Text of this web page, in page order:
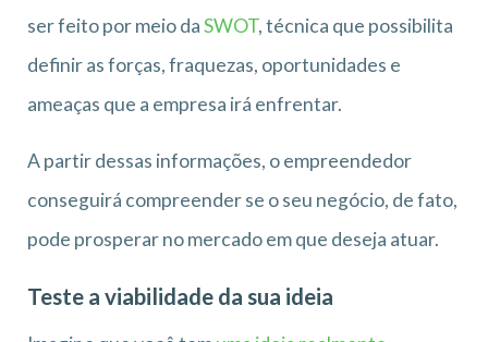
ser feito por meio daSWOT, técnica que possibilita
definir as forças, fraquezas, oportunidades e
ameaças que a empresa irá enfrentar.
A partir dessas informações, o empreendedor
conseguirá compreender se o seu negócio, de fato,
pode prosperar no mercado em que deseja atuar.
Teste a viabilidade da sua ideia